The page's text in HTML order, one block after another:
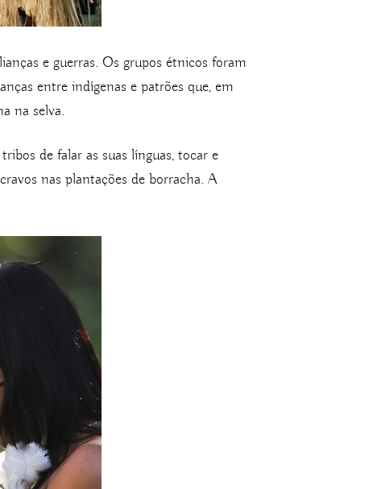
e guerras. Os grupos étnicos foram
entre indígenas e patrões que, em
na selva.
de falar as suas línguas, tocar e
nas plantações de borracha. A